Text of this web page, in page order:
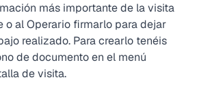
más importante de la visita
o al Operario firmarlo para dejar
realizado. Para crearlo tenéis
dedocumentoen el menú
de visita.